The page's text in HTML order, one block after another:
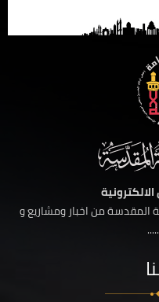
المقدسة من اخبار ومشاريع و